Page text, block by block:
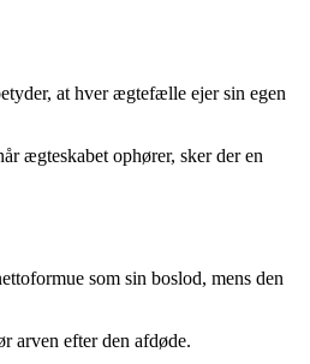
at hver ægtefælle ejer sin egen
ægteskabet ophører, sker der en
som sin boslod, mens den
arven efter den afdøde.